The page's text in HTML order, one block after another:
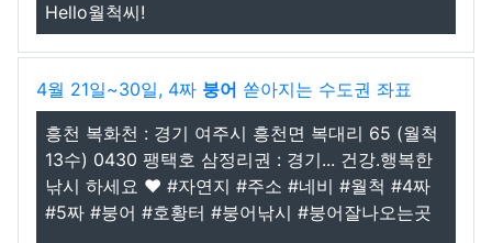
Hello월척씨!
4월 21일~30일, 4짜 붕어 쏟아지는 수도권 좌표
흥천 복화천 : 경기 여주시 흥천면 복대리 65 (월척
13수) 0430 팽택호 삼정리권 : 경기... 건강.행복한
낚시 하세요 ❤️ #자연지 #주소 #네비 #월척 #4짜
#5짜 #붕어 #호황터 #붕어낚시 #붕어잘나오는곳